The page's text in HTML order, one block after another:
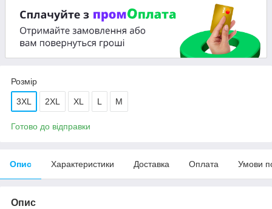
Розмір
3XL 2XL XL L M
Готово до відправки
Опис Характеристики Доставка Оплата Умови
Опис